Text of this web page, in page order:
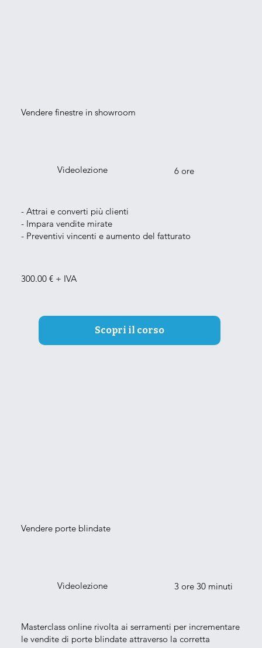
Vendere finestre in showroom
Videolezione 6 ore
- Attrai e converti più clienti
- Impara vendite mirate
- Preventivi vincenti e aumento del fatturato
300.00 € + IVA
Scopri il corso
Vendere porte blindate
Videolezione 3 ore 30 minuti
Masterclass online rivolta ai serramenti per incrementare
le vendite di porte blindate attraverso la corretta